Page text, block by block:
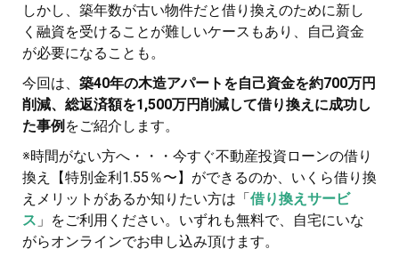
しかし、築年数が古い物件だと借り換えのために新し
く融資を受けることが難しいケースもあり、自己資金
が必要になることも。
今回は、 築40年の木造アパートを自己資金を約700万円
削減、総返済額を1,500万円削減して借り換えに成功し
た事例 をご紹介します。
※時間がない方へ・・・今すぐ不動産投資ローンの借り
換え【特別金利1.55％〜】ができるのか、いくら借り換
えメリットがあるか知りたい方は「借り換えサービ
ス 」をご利用ください。いずれも無料で、自宅にいな
がらオンラインでお申し込み頂けます。